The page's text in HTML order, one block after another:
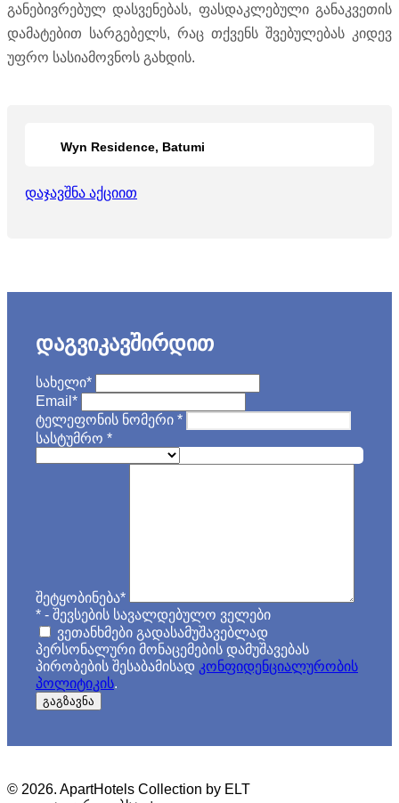
განებივრებულ დასვენებას, ფასდაკლებული განაკვეთის
დამატებით სარგებელს, რაც თქვენს შვებულებას კიდევ
უფრო სასიამოვნოს გახდის.
Wyn Residence, Batumi
დაჯავშნა აქციით
დაგვიკავშირდით
სახელი*
Email *
ტელეფონის ნომერი *
სასტუმრო *
შეტყობინება*
* - შევსების სავალდებულო ველები
ვეთანხმები გადასამუშავებლად
პერსონალური მონაცემების დამუშავებას
პირობების შესაბამისად კონფიდენციალურობის
პოლიტიკის.
გაგზავნა
© 2026. ApartHotels Collection by ELT